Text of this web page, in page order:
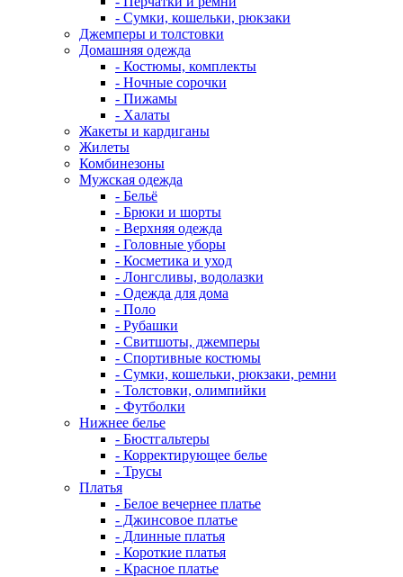
- Сумки, кошельки, рюкзаки
Джемперы и толстовки
Домашняя одежда
- Костюмы, комплекты
- Ночные сорочки
- Пижамы
- Халаты
Жакеты и кардиганы
Жилеты
Комбинезоны
Мужская одежда
- Бельё
- Брюки и шорты
- Верхняя одежда
- Головные уборы
- Косметика и уход
- Лонгсливы, водолазки
- Одежда для дома
- Поло
- Рубашки
- Свитшоты, джемперы
- Спортивные костюмы
- Сумки, кошельки, рюкзаки, ремни
- Толстовки, олимпийки
- Футболки
Нижнее белье
- Бюстгальтеры
- Корректирующее белье
- Трусы
Платья
- Белое вечернее платье
- Джинсовое платье
- Длинные платья
- Короткие платья
- Красное платье